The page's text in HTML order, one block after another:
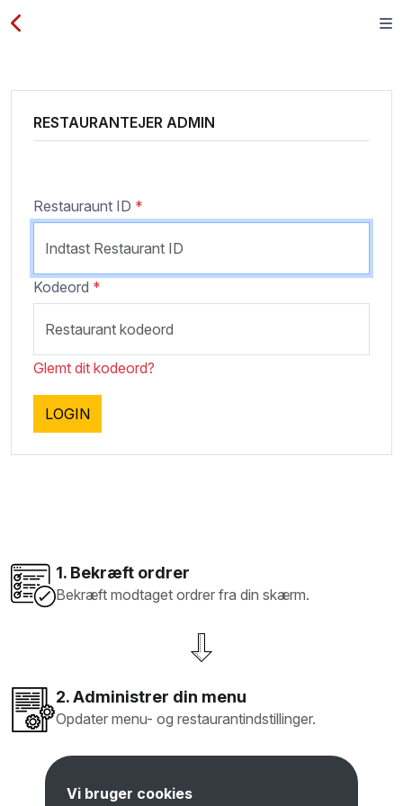
Vi bruger cookies
RESTAURANTEJER ADMIN
Restauraunt ID *
Kodeord *
Glemt dit kodeord?
1. Bekræft ordrer
Bekræft modtaget ordrer fra din skærm.
2. Administrer din menu
Opdater menu- og restaurantindstillinger.